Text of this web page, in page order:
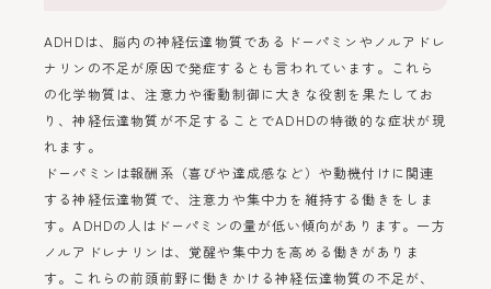
ADHDは、脳内の神経伝達物質であるドーパミンやノルアドレ
ナリンの不足が原因で発症するとも言われています。これら
の化学物質は、注意力や衝動制御に大きな役割を果たしてお
り、神経伝達物質が不足することでADHDの特徴的な症状が現
れます。
ドーパミンは報酬系（喜びや達成感など）や動機付けに関連
する神経伝達物質で、注意力や集中力を維持する働きをしま
す。ADHDの人はドーパミンの量が低い傾向があります。一方
ノルアドレナリンは、覚醒や集中力を高める働きがありま
す。これらの前頭前野に働きかける神経伝達物質の不足が、